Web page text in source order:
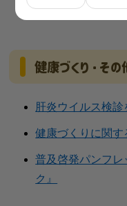
【関連情報】条約
健康づくり・その
肝炎ウイルス検診
健康づくりに関す
普及啓発パンフレ
ク』